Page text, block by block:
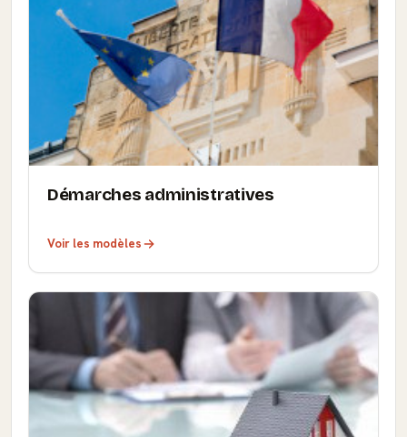
Démarches administratives
Voir les modèles